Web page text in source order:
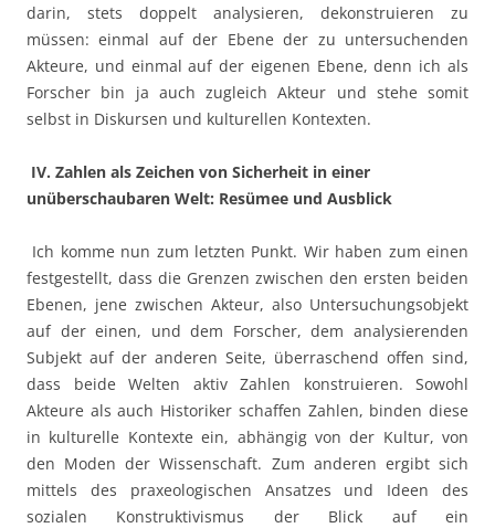
darin, stets doppelt analysieren, dekonstruieren zu
müssen: einmal auf der Ebene der zu untersuchenden
Akteure, und einmal auf der eigenen Ebene, denn ich als
Forscher bin ja auch zugleich Akteur und stehe somit
selbst in Diskursen und kulturellen Kontexten.
IV. Zahlen als Zeichen von Sicherheit in einer
unüberschaubaren Welt: Resümee und Ausblick
Ich komme nun zum letzten Punkt. Wir haben zum einen
festgestellt, dass die Grenzen zwischen den ersten beiden
Ebenen, jene zwischen Akteur, also Untersuchungsobjekt
auf der einen, und dem Forscher, dem analysierenden
Subjekt auf der anderen Seite, überraschend offen sind,
dass beide Welten aktiv Zahlen konstruieren. Sowohl
Akteure als auch Historiker schaffen Zahlen, binden diese
in kulturelle Kontexte ein, abhängig von der Kultur, von
den Moden der Wissenschaft. Zum anderen ergibt sich
mittels des praxeologischen Ansatzes und Ideen des
sozialen Konstruktivismus der Blick auf ein